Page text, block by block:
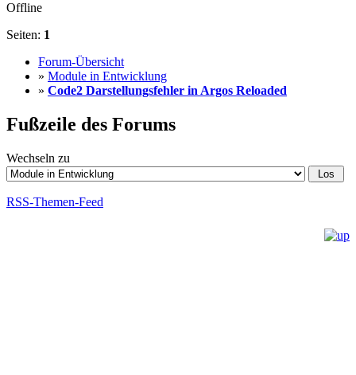
Offline
Seiten: 1
Forum-Übersicht
» Module in Entwicklung
» Code2 Darstellungsfehler in Argos Reloaded
Fußzeile des Forums
Wechseln zu
RSS-Themen-Feed